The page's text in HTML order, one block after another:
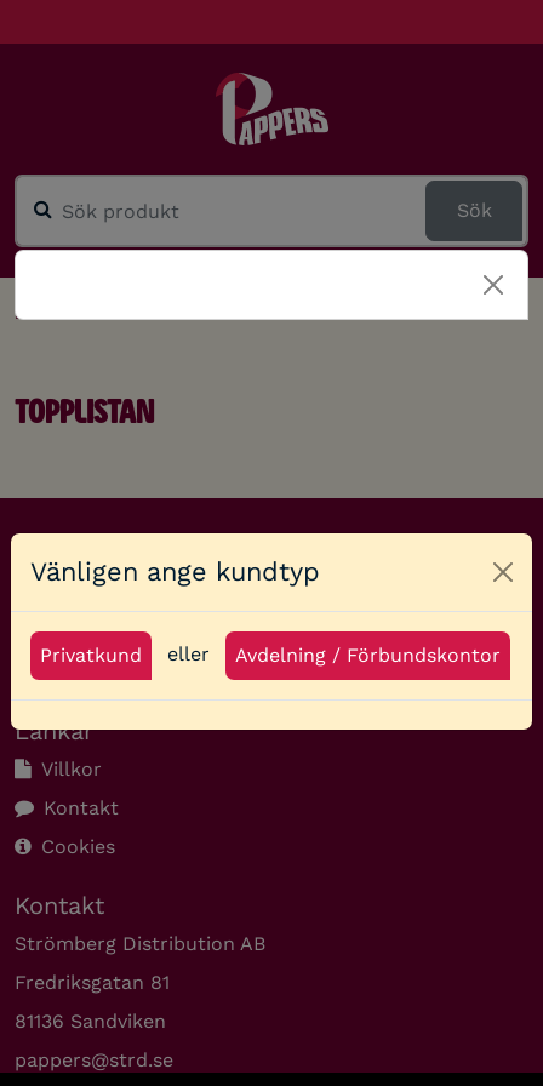
Vänligen ange kundtyp
Privatkund eller Avdelning / Förbundskontor
Sök
Nyheter
Topplistan
© 2026
Länkar
Villkor
Kontakt
Cookies
Kontakt
Strömberg Distribution AB
Fredriksgatan 81
81136 Sandviken
pappers@strd.se